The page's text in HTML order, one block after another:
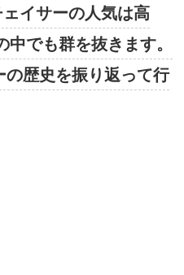
イサーの人気は高
でも群を抜きます。
歴史を振り返って行